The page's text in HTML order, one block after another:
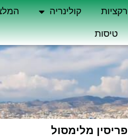
קולינריה
טיסות
מלימסול